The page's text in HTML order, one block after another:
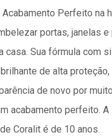
Perfeito na
portas, janelas
casa. Sua fórmula com
de alta proteção,
de novo por
acabamento perfeito. A
Coralit é de 10 anos.